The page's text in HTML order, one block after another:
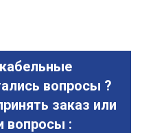
вопросы ?
заказ или
вопросы :